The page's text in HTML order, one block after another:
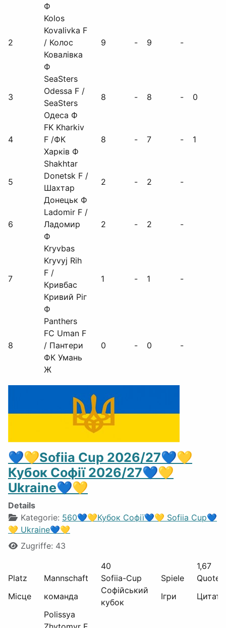
Ф
2
Kolos
Kovalivka F
/ Колос
Ковалівка
Ф
9 - 9 -
3
SeaSters
Odessa F /
SeaSters
Одеса Ф
8 - 8 - 0
4
FK Kharkiv
F /ФК
Харків Ф
8 - 7 - 1
5
Shakhtar
Donetsk F /
Шахтар
Донецьк Ф
2 - 2 -
6
Ladomir F /
Ладомир
Ф
2 - 2 -
7
Kryvbas
Kryvyj Rih
F /
Кривбас
Кривий Ріг
Ф
1 - 1 -
8
Panthers
FC Uman F
/ Пантери
ФК Умань
Ж
0 - 0 -
💙💛Sofiia Cup 2026/27💙💛
Кубок Софії 2026/27💙💛
Ukraine💙💛
Details
Kategorie: 560💙💛Кубок Софії💙💛 Sofiia Cup💙
💛 Ukraine💙💛
Zugriffe: 43
40
1,67
Platz
Mannschaft Sofiia-Cup Spiele
Quote
Місце
команда
Софійський
кубок
Ігри Цитата
Polissya